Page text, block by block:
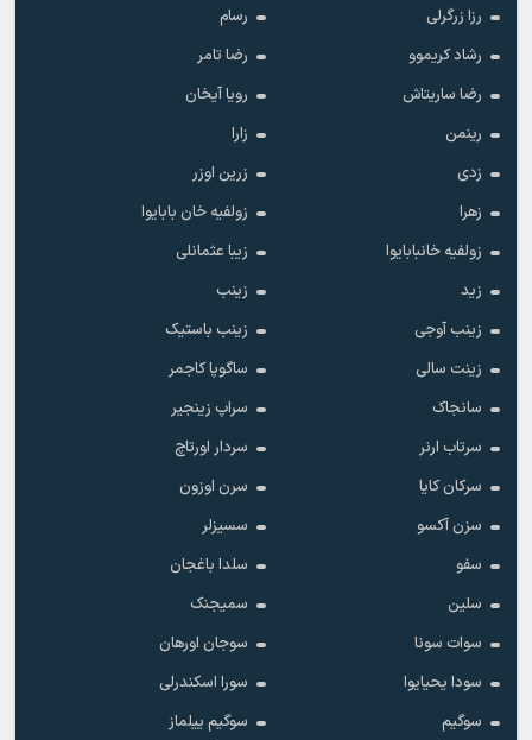
رزا زرگرلی
رسام
رشاد کریموو
رضا تامر
رضا ساریتاش
رویا آیخان
رینمن
زارا
زدی
زرین اوزر
زهرا
زولفیه خان بابایوا
زولفیه خانبابایوا
زیبا عثمانلی
زید
زینب
زینب آوجی
زینب باستیک
زینت سالی
ساگوپا کاجمر
سانجاک
سراپ زینجیر
سرتاب ارنر
سردار اورتاچ
سرکان کایا
سرن اوزون
سزن آکسو
سسیزلر
سفو
سلدا باغجان
سلین
سمیجنک
سوات سونا
سوجان اورهان
سودا یحیایوا
سورا اسکندرلی
سوگیم
سوگیم ییلماز